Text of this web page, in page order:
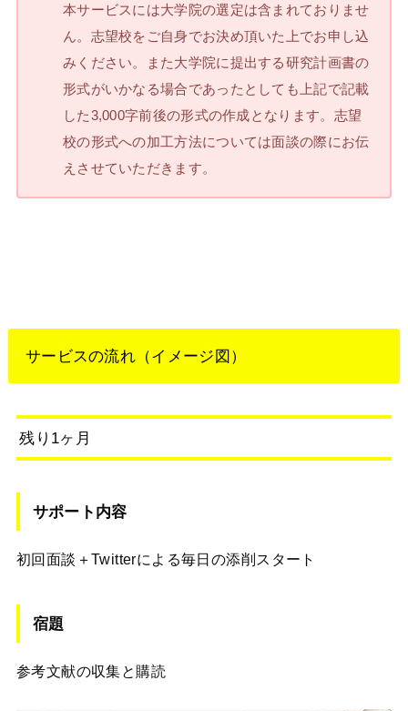
本サービスには大学院の選定は含まれておりませ
ん。志望校をご自身でお決め頂いた上でお申し込
みください。また大学院に提出する研究計画書の
形式がいかなる場合であったとしても上記で記載
した3,000字前後の形式の作成となります。志望
校の形式への加工方法については面談の際にお伝
えさせていただきます。
サービスの流れ（イメージ図）
残り1ヶ月
サポート内容
初回面談＋Twitterによる毎日の添削スタート
宿題
参考文献の収集と購読